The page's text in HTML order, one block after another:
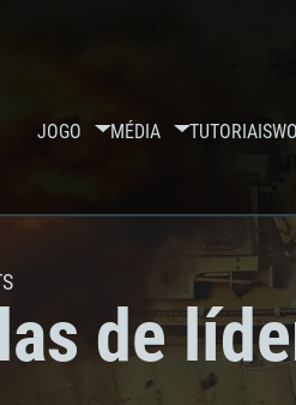
JOGO MÉDIA TUTORIAIS
de